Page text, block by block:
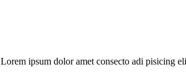
Lorem ipsum dolor amet consecto adi pisicing